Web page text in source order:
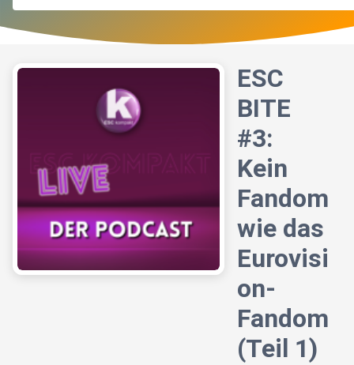
ESC
BITE
#3:
Kein
Fandom
wie das
Eurovisi
on-
Fandom
(Teil 1)